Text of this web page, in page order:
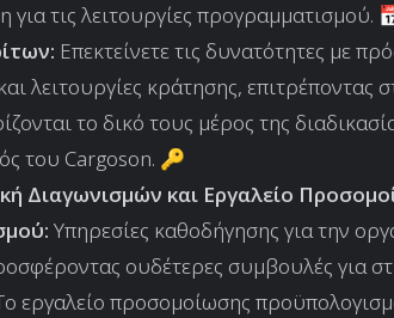
για τις λειτουργίες προγραμματισμού.
Επεκτείνετε τις δυνατότητες με
λειτουργίες κράτησης, επιτρέποντας
το δικό τους μέρος της
του Cargoson. 🔑
Διαγωνισμών και Εργαλείο
Υπηρεσίες καθοδήγησης για την
ουδέτερες συμβουλές για
εργαλείο προσομοίωσης